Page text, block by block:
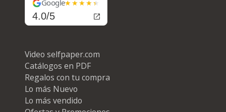
Google
4.0/5
Video selfpaper.com
Catálogos en PDF
Regalos con tu compra
Lo más Nuevo
Lo más vendido